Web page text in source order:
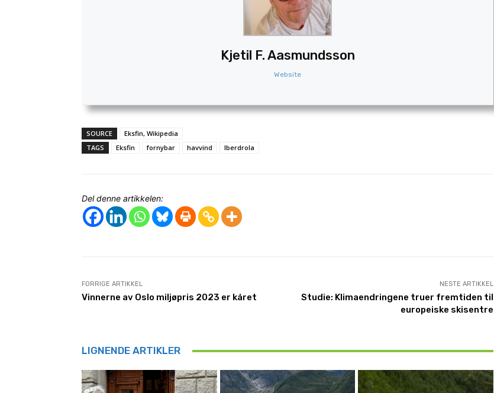
Kjetil F. Aasmundsson
Website
SOURCE
Eksfin, Wikipedia
TAGS
Eksfin fornybar havvind Iberdrola
Del denne artikkelen:
FORRIGE ARTIKKEL
Vinnerne av Oslo miljøpris 2023 er kåret
NESTE ARTIKKEL
Studie: Klimaendringene truer fremtiden til
europeiske skisentre
LIGNENDE ARTIKLER